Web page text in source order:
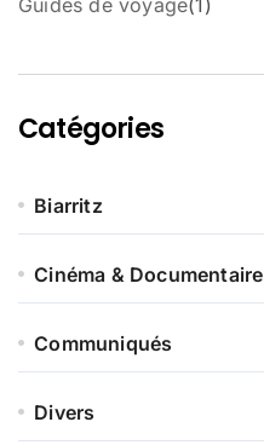
o
Catégories
Biarritz
Cinéma & Documentaire
Communiqués
Divers